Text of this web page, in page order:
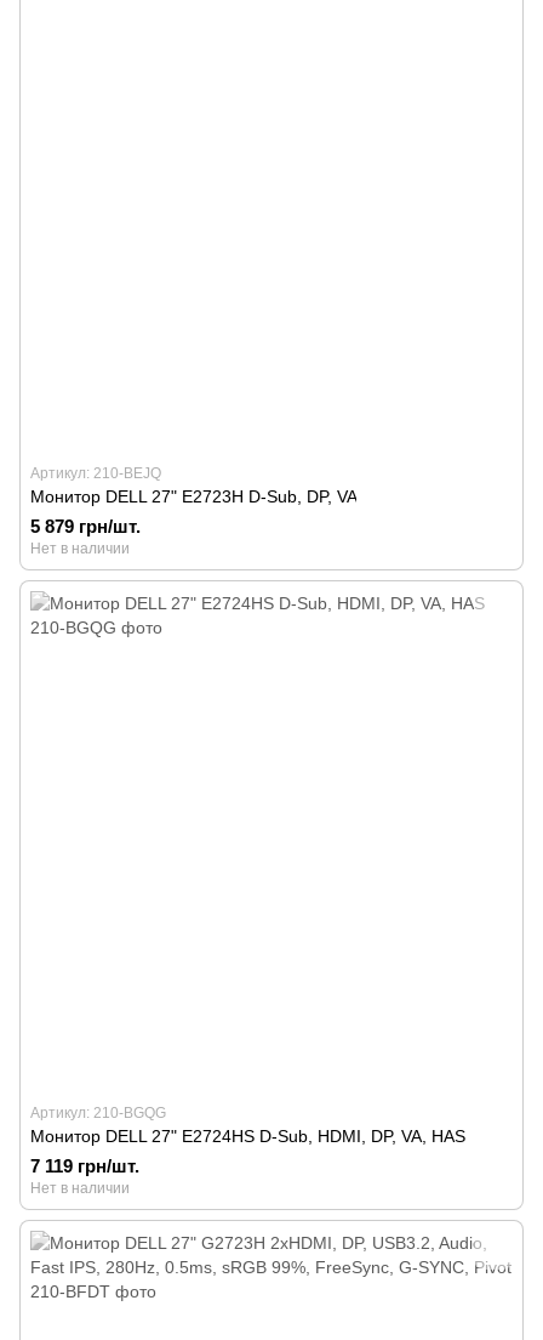
Артикул: 210-BEJQ
Монитор DELL 27" E2723H D-Sub, DP, VA
5 879 грн/шт.
Нет в наличии
Артикул: 210-BGQG
Монитор DELL 27" E2724HS D-Sub, HDMI, DP, VA, HAS
7 119 грн/шт.
Нет в наличии